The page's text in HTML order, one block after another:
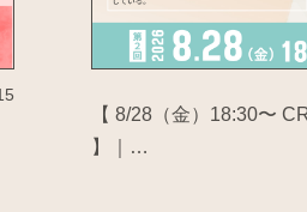
【 8/28（金）18:30〜
】｜…